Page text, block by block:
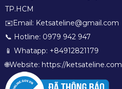
TP.HCM
✉️Email: Ketsateline@gmail.com
📞 Hotline: 0979 942 947
📱 Whatapp: +84912821179
🌐Website: https://ketsateline.com